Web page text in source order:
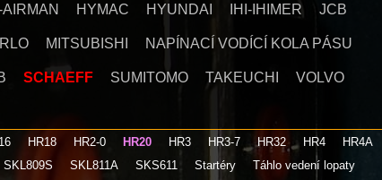
HYMAC HYUNDAI IHI-IHIMER JCB
MITSUBISHI NAPÍNACÍ VODÍCÍ KOLA PÁSU
SCHAEFF SUMITOMO TAKEUCHI VOLVO
HR18 HR2-0 HR20 HR3 HR3-7 HR32 HR4
HR4A
SKL809S SKL811A SKS611 Startéry
Táhlo vedení lopaty